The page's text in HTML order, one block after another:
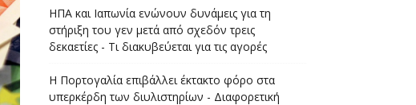
ΗΠΑ και Ιαπωνία ενώνουν δυνάμεις για τη
στήριξη του γεν μετά από σχεδόν τρεις
δεκαετίες - Τι διακυβεύεται για τις αγορές
Η Πορτογαλία επιβάλλει έκτακτο φόρο στα
υπερκέρδη των διυλιστηρίων - Διαφορετική